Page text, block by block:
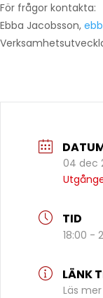
För frågor kontakta:
Ebba Jacobsson,
04 dec
TID
18:00 -
LÄNK
Läs mer